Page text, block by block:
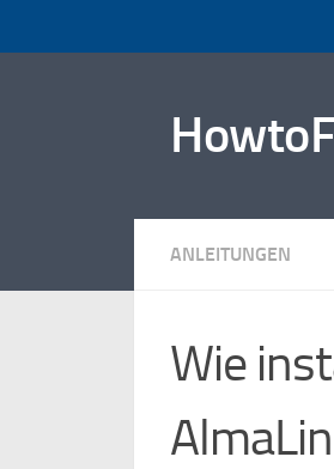
ANLEITUNGEN
Wie